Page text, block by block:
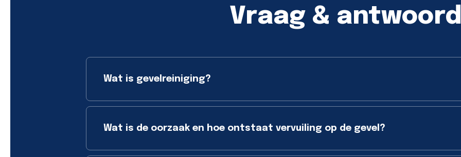
Vraag &
Wat is gevelreiniging?
Wat is de oorzaak en hoe ontstaat vervuiling op de gevel?